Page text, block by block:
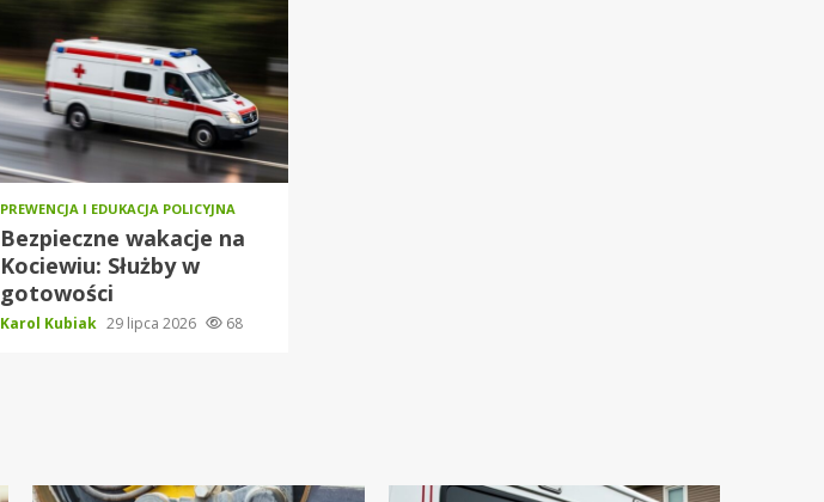
PREWENCJA I EDUKACJA POLICYJNA
Bezpieczne wakacje na
Kociewiu: Służby w
gotowości
Karol Kubiak 29 lipca 2026 68